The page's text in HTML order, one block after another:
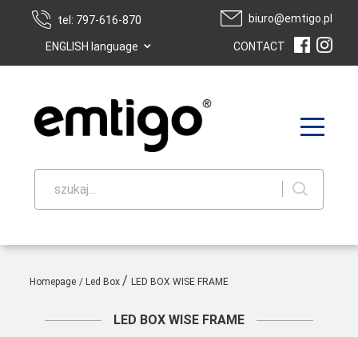
tel: 797-616-870 biuro@emtigo.pl
ENGLISH language ⌄ CONTACT
szukaj...
Homepage / Led Box/LED BOX WISE FRAME
LED BOX WISE FRAME